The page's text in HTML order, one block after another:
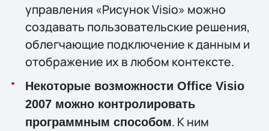
управления «Рисунок Visio» можно
создавать пользовательские решения,
облегчающие подключение к данным и
отображение их в любом контексте.
Некоторые возможности Office Visio
2007 можно контролировать
программным способом. К ним